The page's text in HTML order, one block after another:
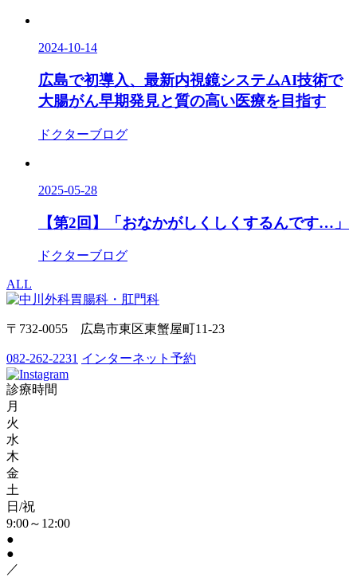
2024-10-14
広島で初導入、最新内視鏡システムAI技術で
大腸がん早期発見と質の高い医療を目指す
ドクターブログ
2025-05-28
【第2回】「おなかがしくしくするんです…」
ドクターブログ
ALL
〒732-0055 広島市東区東蟹屋町11-23
082-262-2231 インターネット予約
診療時間
月
火
水
木
金
土
日/祝
9:00～12:00
●
●
／